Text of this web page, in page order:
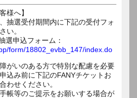
様へ】
抽選受付期間内に下記の受付フォ
い。
選申込フォーム：
form/18802_evbb_147/index.do
がいのある方で特別な配慮を必要
込み前に下記のFANYチケットお
わせください。
帳等のご提示をお願いする場合が